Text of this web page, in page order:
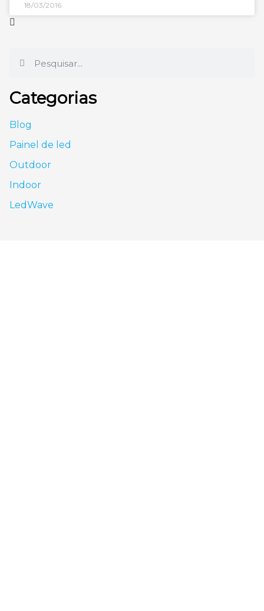
18/03/2016
Categorias
Blog
Painel de led
Outdoor
Indoor
LedWave